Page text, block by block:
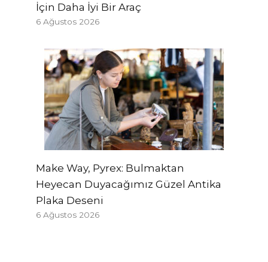
İçin Daha İyi Bir Araç
6 Ağustos 2026
Make Way, Pyrex: Bulmaktan
Heyecan Duyacağımız Güzel Antika
Plaka Deseni
6 Ağustos 2026